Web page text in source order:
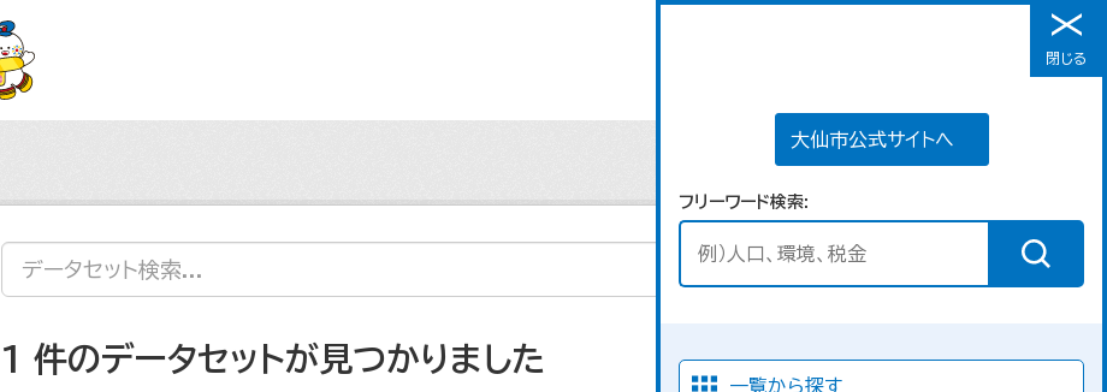
メニュー
大仙市公式サイトへ
フリーワード検索
一覧から探す
閉じる
1 件のデータセットが見つかりました